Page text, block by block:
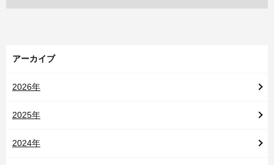
アーカイブ
2026年
2025年
2024年